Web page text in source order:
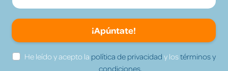
¡Apúntate!
He leído y acepto la política de privacidad y lostérminos y
condiciones.